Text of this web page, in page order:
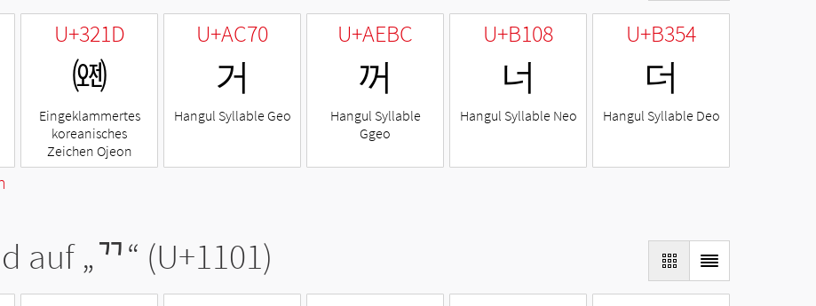
U+321D
㈝
Eingeklammertes
koreanisches
Zeichen Ojeon
U+AC70
거
Hangul Syllable Geo
U+AEBC
꺼
Hangul Syllable
Ggeo
U+B108
너
Hangul Syllable Neo
U+B354
더
Hangul Syllable Deo
auf „ᄁ“ (U+1101)